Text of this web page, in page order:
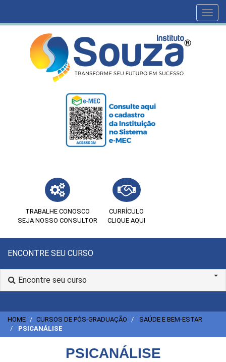
TRABALHE CONOSCO
SEJA NOSSO CONSULTOR
CURRÍCULO
CLIQUE AQUI
ENCONTRE SEU CURSO
Encontre seu curso
HOME CURSOS DE PÓS-GRADUAÇÃO
SAÚDE E BEM-ESTAR
PSICANÁLISE
PSICANÁLISE